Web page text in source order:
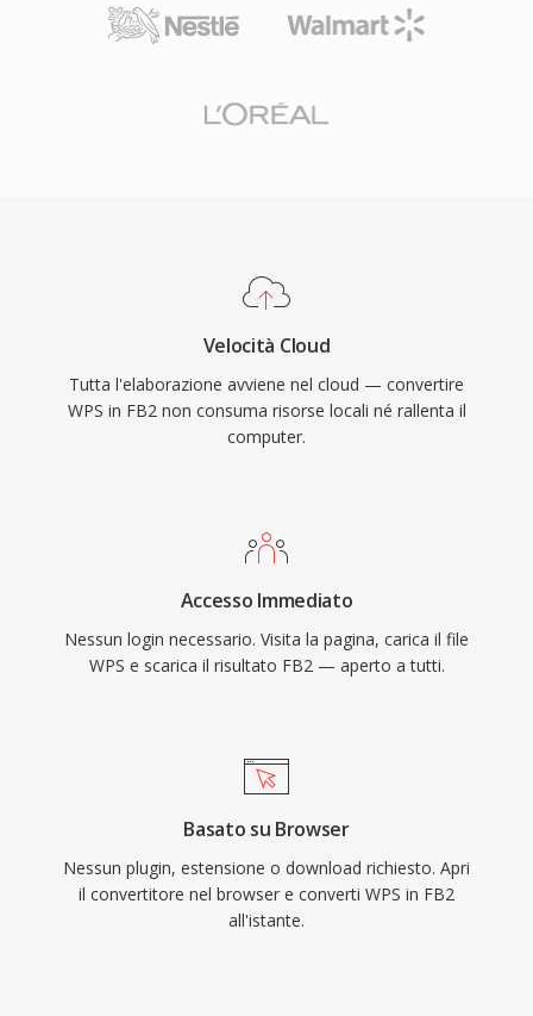
Velocità Cloud
Tutta l'elaborazione avviene nel cloud — convertire
WPS in FB2 non consuma risorse locali né rallenta il
computer.
Accesso Immediato
Nessun login necessario. Visita la pagina, carica il file
WPS e scarica il risultato FB2 — aperto a tutti.
Basato su Browser
Nessun plugin, estensione o download richiesto. Apri
il convertitore nel browser e converti WPS in FB2
all'istante.